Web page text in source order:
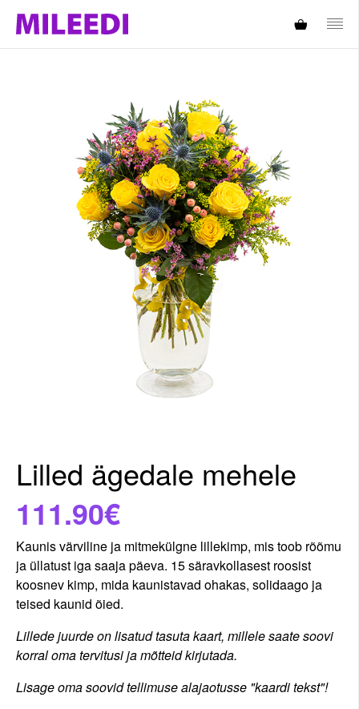
Lilled ägedale mehele
111.90€
Kaunis värviline ja mitmekülgne lillekimp, mis toob rõõmu
ja üllatust iga saaja päeva. 15 säravkollasest roosist
koosnev kimp, mida kaunistavad ohakas, solidaago ja
teised kaunid õied.
Lillede juurde on lisatud tasuta kaart, millele saate soovi
korral oma tervitusi ja mõtteid kirjutada.
Lisage oma soovid tellimuse alajaotusse "kaardi tekst"!